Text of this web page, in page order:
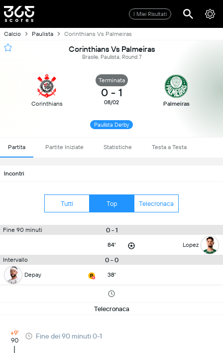
I Miei Risultati
Calcio Paulista Corinthians Vs Palmeiras
Corinthians Vs Palmeiras
Brasile, Paulista, Round 7
Corinthians
Terminata
0 - 1
08/02 Palmeiras
Paulista Derby
Partita Partite Iniziate Statistiche Testa a Testa
Incontri
Tutti Top Telecronaca
Fine 90 minuti 0 - 1
84' Lopez
Intervallo 0 - 0
Depay 38'
Telecronaca
+9'
90
Fine dei 90 minuti 0-1